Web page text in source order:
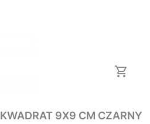
Lampa Słupek ogrodowy MALIBU 50 cm stojący KWADRAT 9X9 CM CZARNY